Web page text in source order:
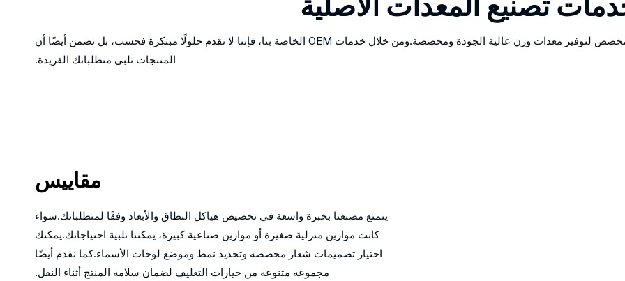
مرحبًا بكم في اختيار خدمات OEM الخاصة بنا، نحن مصنع مخصص لتوفير معدات وزن عالية الجودة ومخصصة.ومن خلال خدمات OEM الخاصة بنا، فإننا لا نقدم حلولًا مبتكرة فحسب، بل نضمن أيضًا أن
المنتجات تلبي متطلباتك الفريدة.
مقاييس
يتمتع مصنعنا بخبرة واسعة في تخصيص هياكل النطاق والأبعاد وفقًا لمتطلباتك.سواء
كانت موازين منزلية صغيرة أو موازين صناعية كبيرة، يمكننا تلبية احتياجاتك.يمكنك
اختيار تصميمات شعار مخصصة وتحديد نمط وموضع لوحات الأسماء.كما نقدم أيضًا
مجموعة متنوعة من خيارات التغليف لضمان سلامة المنتج أثناء النقل.